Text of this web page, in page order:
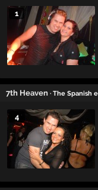
1
7th Heaven · The Spanish
4